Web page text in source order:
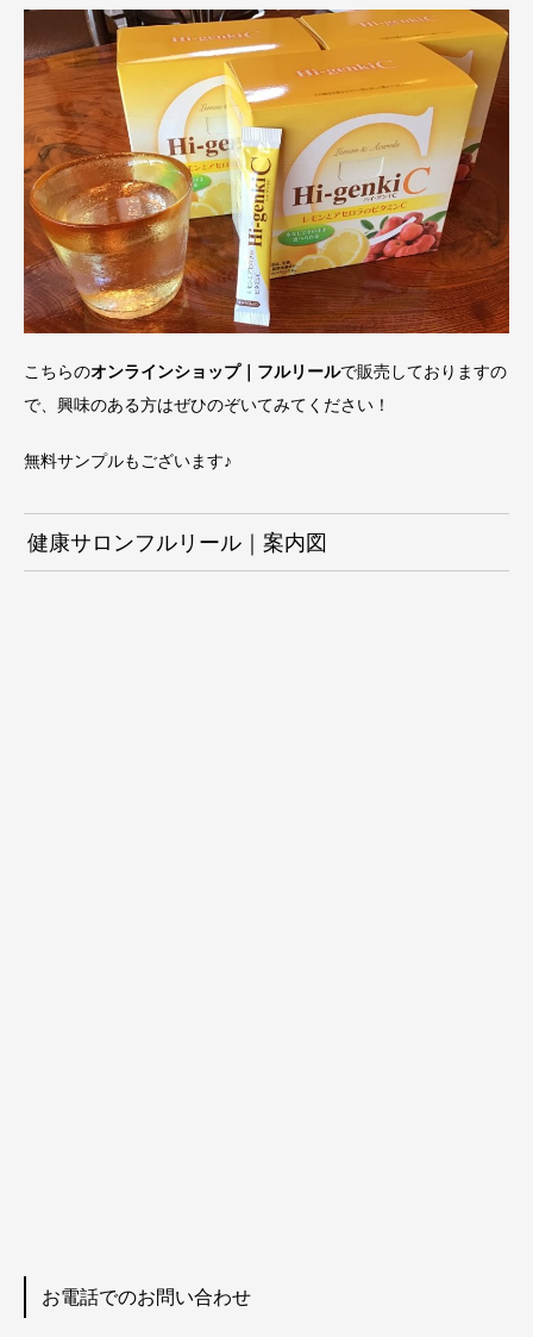
こちらのオンラインショップ｜フルリールで販売しておりますの
で、興味のある方はぜひのぞいてみてください！
無料サンプルもございます♪
健康サロンフルリール｜案内図
お電話でのお問い合わせ